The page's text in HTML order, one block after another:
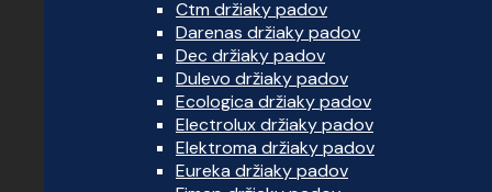
Ctm držiaky padov
Darenas držiaky padov
Dec držiaky padov
Dulevo držiaky padov
Ecologica držiaky padov
Electrolux držiaky padov
Elektroma držiaky padov
Eureka držiaky padov